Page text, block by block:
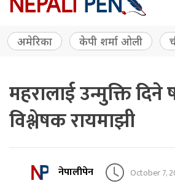
अमेरिका केपी शर्मा ओली
महरालाई उन्मुक्ति दिने
विश्लेषक रायमाझी
नेपालीपेन October 7,